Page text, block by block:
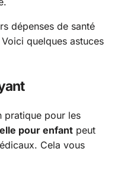
dépenses de santé
quelques astuces
pratique pour les
pour enfant peut
Cela vous